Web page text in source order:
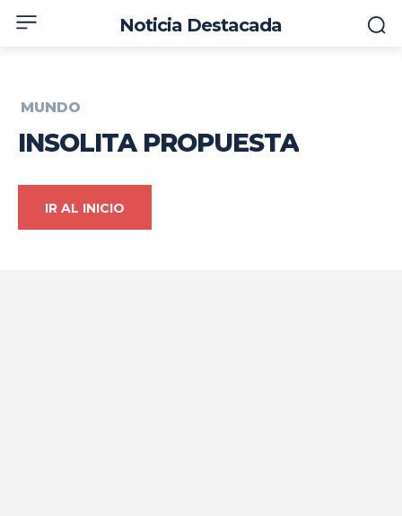
Noticia Destacada
MUNDO
INSOLITA PROPUESTA
IR AL INICIO